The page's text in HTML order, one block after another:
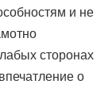
и не
сторонах
о